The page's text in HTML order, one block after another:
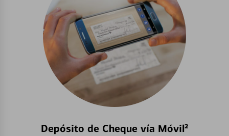
Depósito de Cheque vía Móvil²